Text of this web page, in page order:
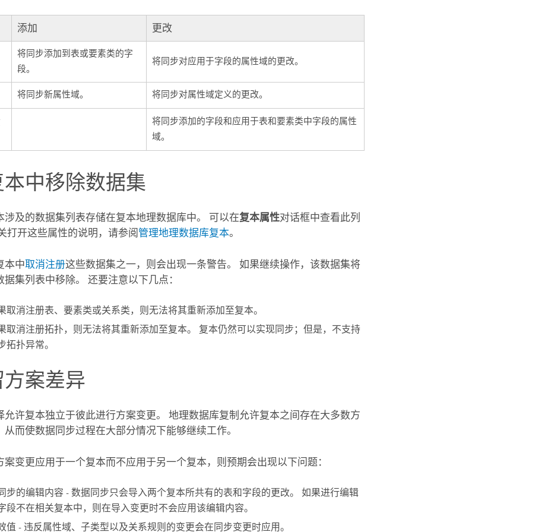
添加 更改
将同步添加到表或要素类的字
段。
将同步对应用于字段的属性域的更改。
将同步新属性域。 将同步对属性域定义的更改。
将同步添加的字段和应用于表和要素类中字段的属性
域。
本中移除数据集
涉及的数据集列表存储在复本地理数据库中。 可以在复本属性对话框中查看此列
打开这些属性的说明，请参阅 管理地理数据库复本。
本中取消注册这些数据集之一，则会出现一条警告。 如果继续操作，该数据集将
据集列表中移除。 还要注意以下几点：
取消注册表、要素类或关系类，则无法将其重新添加至复本。
取消注册拓扑，则无法将其重新添加至复本。 复本仍然可以实现同步；但是，不支持
拓扑异常。
案差异
允许复本独立于彼此进行方案变更。 地理数据库复制允许复本之间存在大多数方
从而使数据同步过程在大部分情况下能够继续工作。
案变更应用于一个复本而不应用于另一个复本，则预期会出现以下问题：
步的编辑内容 - 数据同步只会导入两个复本所共有的表和字段的更改。 如果进行编辑
段不在相关复本中，则在导入变更时不会应用该编辑内容。
值 - 违反属性域、子类型以及关系规则的变更会在同步变更时应用。